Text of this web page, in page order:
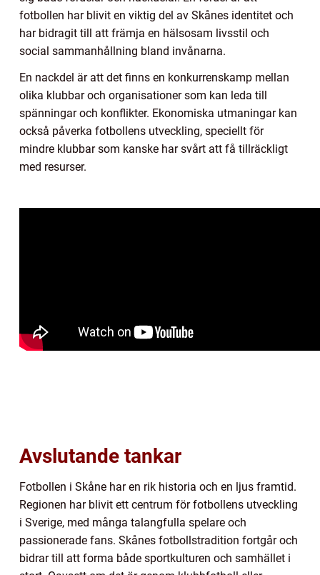
fotbollen har blivit en viktig del av Skånes identitet och
har bidragit till att främja en hälsosam livsstil och
social sammanhållning bland invånarna.
En nackdel är att det finns en konkurrenskamp mellan
olika klubbar och organisationer som kan leda till
spänningar och konflikter. Ekonomiska utmaningar kan
också påverka fotbollens utveckling, speciellt för
mindre klubbar som kanske har svårt att få tillräckligt
med resurser.
Avslutande tankar
Fotbollen i Skåne har en rik historia och en ljus framtid.
Regionen har blivit ett centrum för fotbollens utveckling
i Sverige, med många talangfulla spelare och
passionerade fans. Skånes fotbollstradition fortgår och
bidrar till att forma både sportkulturen och samhället i